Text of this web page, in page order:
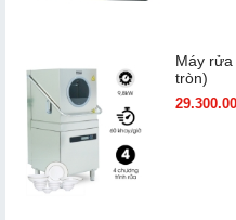
Máy
tròn)